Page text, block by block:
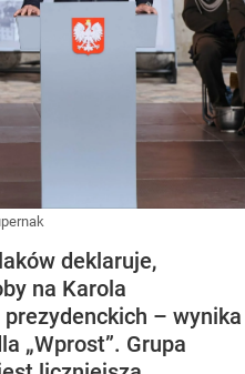
deklaruje,
na Karola
– wynika
„Wprost”. Grupa